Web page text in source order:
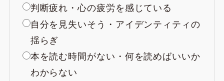
判断疲れ・心の疲労を感じている
自分を見失いそう・アイデンティティの
揺らぎ
本を読む時間がない・何を読めばいいか
わからない